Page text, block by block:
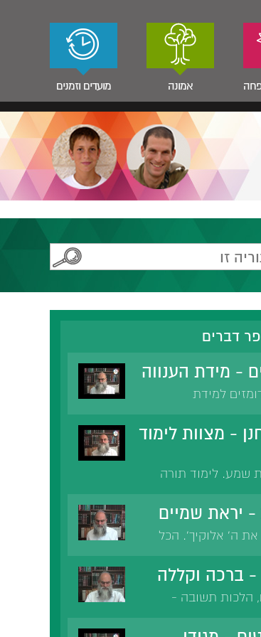
אמונה מועדים וזמנים
דברים
- מידת הענווה
למידת
- מצוות לימוד
שמע. לימוד תורה
יראת שמיים
ה' אלוקיך'. הכל
ה'. רמ'א:
ברכה וקללה
הלכות תשובה -
כל אדם במעשיו